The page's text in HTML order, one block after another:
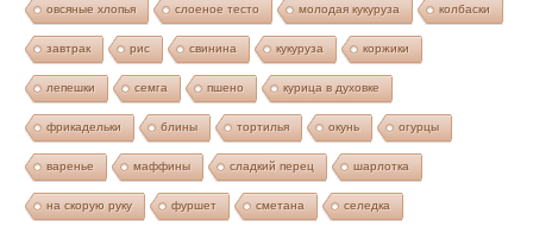
овсяные хлопья слоеное тесто молодая кукуруза колбаски
завтрак рис свинина кукуруза коржики
лепешки семга пшено курица в духовке
фрикадельки блины тортилья окунь огурцы
варенье маффины сладкий перец шарлотка
на скорую руку фуршет сметана селедка